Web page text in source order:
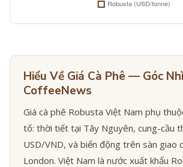
Hiểu Về Giá Cà Phê — Góc
CoffeeNews
Giá cà phê Robusta Việt Nam phụ
tố: thời tiết tại Tây Nguyên, cung-cầu
USD/VND, và biến động trên sàn giao
London. Việt Nam là nước xuất khẩu